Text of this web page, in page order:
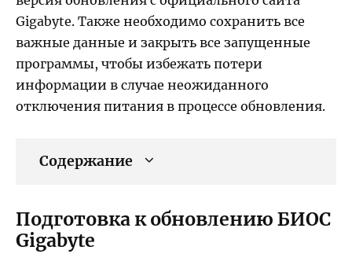
Gigabyte. Также необходимо сохранить все
важные данные и закрыть все запущенные
программы, чтобы избежать потери
информации в случае неожиданного
отключения питания в процессе обновления.
Содержание
Подготовка к обновлению БИОС
Gigabyte